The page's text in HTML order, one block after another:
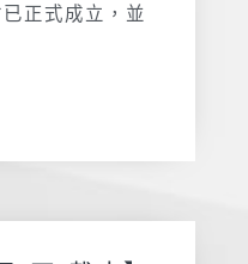
正式成立，並